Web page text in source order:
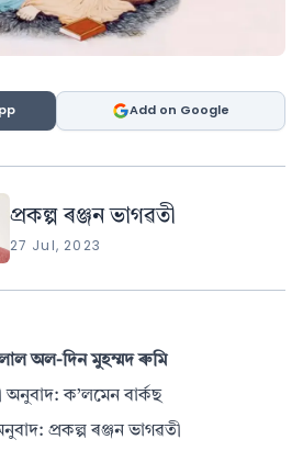
Add on Google
প্ৰকল্প ৰঞ্জন ভাগৱতী
27 Jul, 2023
অল-দিন মুহম্মদ ৰুমি
অনুবাদ: ক’লমেন বাৰ্কছ
প্ৰকল্প ৰঞ্জন ভাগৱতী